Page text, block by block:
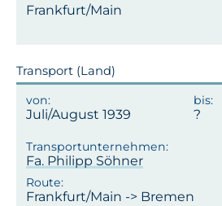
Frankfurt/Main
Transport (Land)
Juli/August 1939
Fa. Philipp Söhner
Frankfurt/Main -> Bremen